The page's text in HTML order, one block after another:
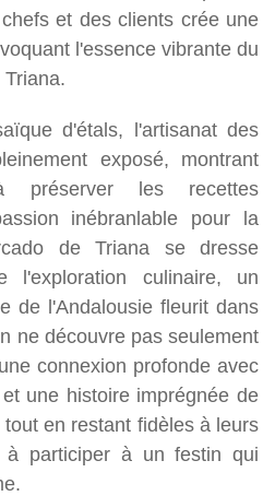
et des clients crée une
l'essence vibrante du
d'étals, l'artisanat des
exposé, montrant
préserver les recettes
inébranlable pour la
de Triana se dresse
l'exploration culinaire, un
de l'Andalousie fleurit dans
ne découvre pas seulement
connexion profonde avec
une histoire imprégnée de
en restant fidèles à leurs
à participer à un festin qui